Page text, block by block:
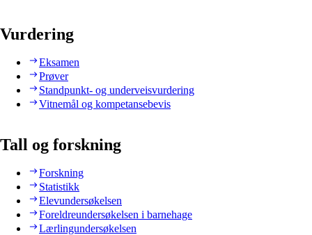
Vurdering
Eksamen
Prøver
Standpunkt- og underveisvurdering
Vitnemål og kompetansebevis
Tall og forskning
Forskning
Statistikk
Elevundersøkelsen
Foreldreundersøkelsen i barnehage
Lærlingundersøkelsen